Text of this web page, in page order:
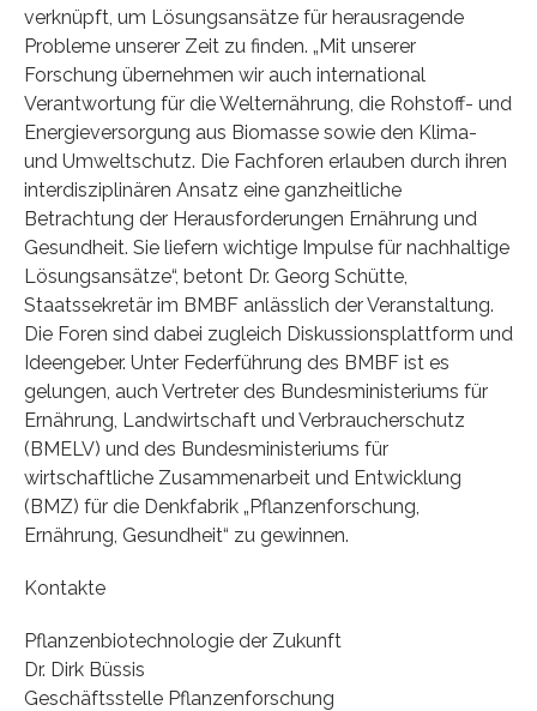
verknüpft, um Lösungsansätze für herausragende
Probleme unserer Zeit zu finden. „Mit unserer
Forschung übernehmen wir auch international
Verantwortung für die Welternährung, die Rohstoff- und
Energieversorgung aus Biomasse sowie den Klima-
und Umweltschutz. Die Fachforen erlauben durch ihren
interdisziplinären Ansatz eine ganzheitliche
Betrachtung der Herausforderungen Ernährung und
Gesundheit. Sie liefern wichtige Impulse für nachhaltige
Lösungsansätze“, betont Dr. Georg Schütte,
Staatssekretär im BMBF anlässlich der Veranstaltung.
Die Foren sind dabei zugleich Diskussionsplattform und
Ideengeber. Unter Federführung des BMBF ist es
gelungen, auch Vertreter des Bundesministeriums für
Ernährung, Landwirtschaft und Verbraucherschutz
(BMELV) und des Bundesministeriums für
wirtschaftliche Zusammenarbeit und Entwicklung
(BMZ) für die Denkfabrik „Pflanzenforschung,
Ernährung, Gesundheit“ zu gewinnen.
Kontakte
Pflanzenbiotechnologie der Zukunft
Dr. Dirk Büssis
Geschäftsstelle Pflanzenforschung